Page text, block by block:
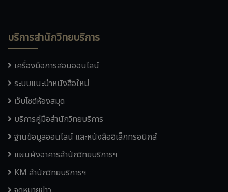
บริการสำนักวิทยบริการ
เครื่องมือการสอนออนไลน์
ระบบแนะนำหนังสือใหม่
เว็บไซต์ห้องสมุด
บริการคู่มือสำนักวิทยบริการ
ฐานข้อมูลออนไลน์ และหนังสืออิเล็กทรอนิกส์
แผนผังอาคารสำนักวิทยบริการฯ
KM สำนักวิทยบริการฯ